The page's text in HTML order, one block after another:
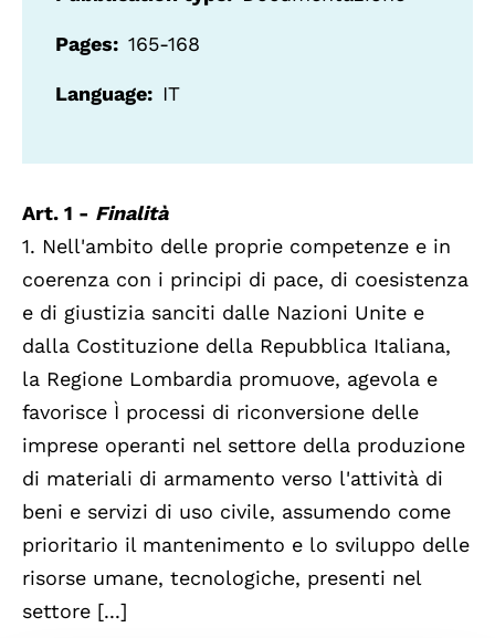
Pages 165-168
Language IT
Art. 1 - Finalità
1. Nell'ambito delle proprie competenze e in
coerenza con i principi di pace, di coesistenza
e di giustizia sanciti dalle Nazioni Unite e
dalla Costituzione della Repubblica Italiana,
la Regione Lombardia promuove, agevola e
favorisce Ì processi di riconversione delle
imprese operanti nel settore della produzione
di materiali di armamento verso l'attività di
beni e servizi di uso civile, assumendo come
prioritario il mantenimento e lo sviluppo delle
risorse umane, tecnologiche, presenti nel
settore [...]